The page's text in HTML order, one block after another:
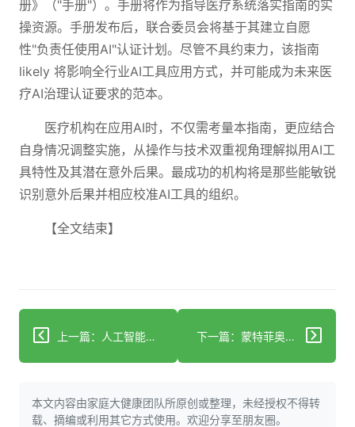
册》（"手册"）。手册将作为指导医疗系统落实指南的实
操资源。手册发布后，联合委员会将基于其建立自愿
性"负责任使用AI"认证计划。尽管不具约束力，该指南
likely 将影响全行业AI工具应用方式，并可能成为未来医
疗AI治理认证要求的范本。
医疗机构在应用AI时，不仅需考量本指南，更应结合
自身情况调整实施，从操作与技术双重视角理解拟用AI工
具特性及其潜在意外后果。最成功的机构将是那些能敏锐
识别意外后果并相应校准AI工具的组织。
【全文结束】
上一篇：人工智能在膝骨关节炎诊断分级系统中的应用潜力 下一篇：蒙特菲奥尔爱因斯坦医学院与蒲公英健康合作加速AI驱动药物研发及临床护理创新
本文内容由家庭大健康团队所原创或整理，未经授权不得转
载、摘编或利用其它方式使用。欢迎分享至朋友圈。